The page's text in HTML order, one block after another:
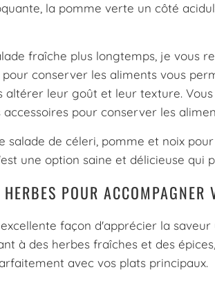
la pomme verte un côté
fraîche plus longtemps, je vous
pour conserver les aliments vous
altérer leur goût et leur texture.
pour conserver les
salade de céleri, pomme et noix
une option saine et délicieuse qui
POUR
façon d'apprécier la
à des herbes fraîches et des
avec vos plats principaux.